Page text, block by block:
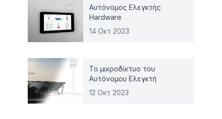
Αυτόνομος Ελεγκτής:
Hardware
14 Οκτ 2023
Το μικροδίκτυο του
Αυτόνομου Ελεγκτή
12 Οκτ 2023